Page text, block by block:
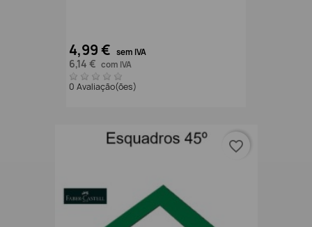
4,99 € sem IVA
6,14 € com IVA
0 Avaliação(ões)
favorite_border